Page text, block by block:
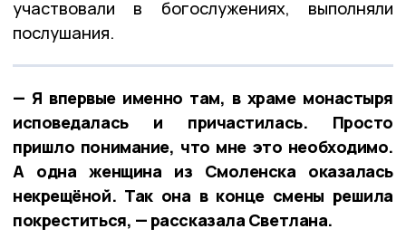
участвовали в богослужениях, выполняли
послушания.
— Я впервые именно там, в храме монастыря
исповедалась и причастилась. Просто
пришло понимание, что мне это необходимо.
А одна женщина из Смоленска оказалась
некрещёной. Так она в конце смены решила
покреститься, — рассказала Светлана.